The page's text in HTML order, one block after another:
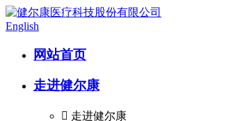
English
网站首页
走进健尔康
 走进健尔康